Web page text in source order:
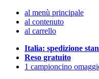
al menù principale
al contenuto
al carrello
Italia: spedizione
Reso gratuito
1 campioncino